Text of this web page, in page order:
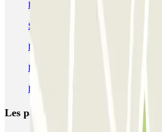
Parking Théâtre Saint-Georges | Parclick
Se garer près de la rue La Fayette
Parking Paris 9 ème pas cher | Parclick
Parking théâtre des Feux de la Rampe
Parking Musée Grévin à Paris | Parclick
Les parkings les